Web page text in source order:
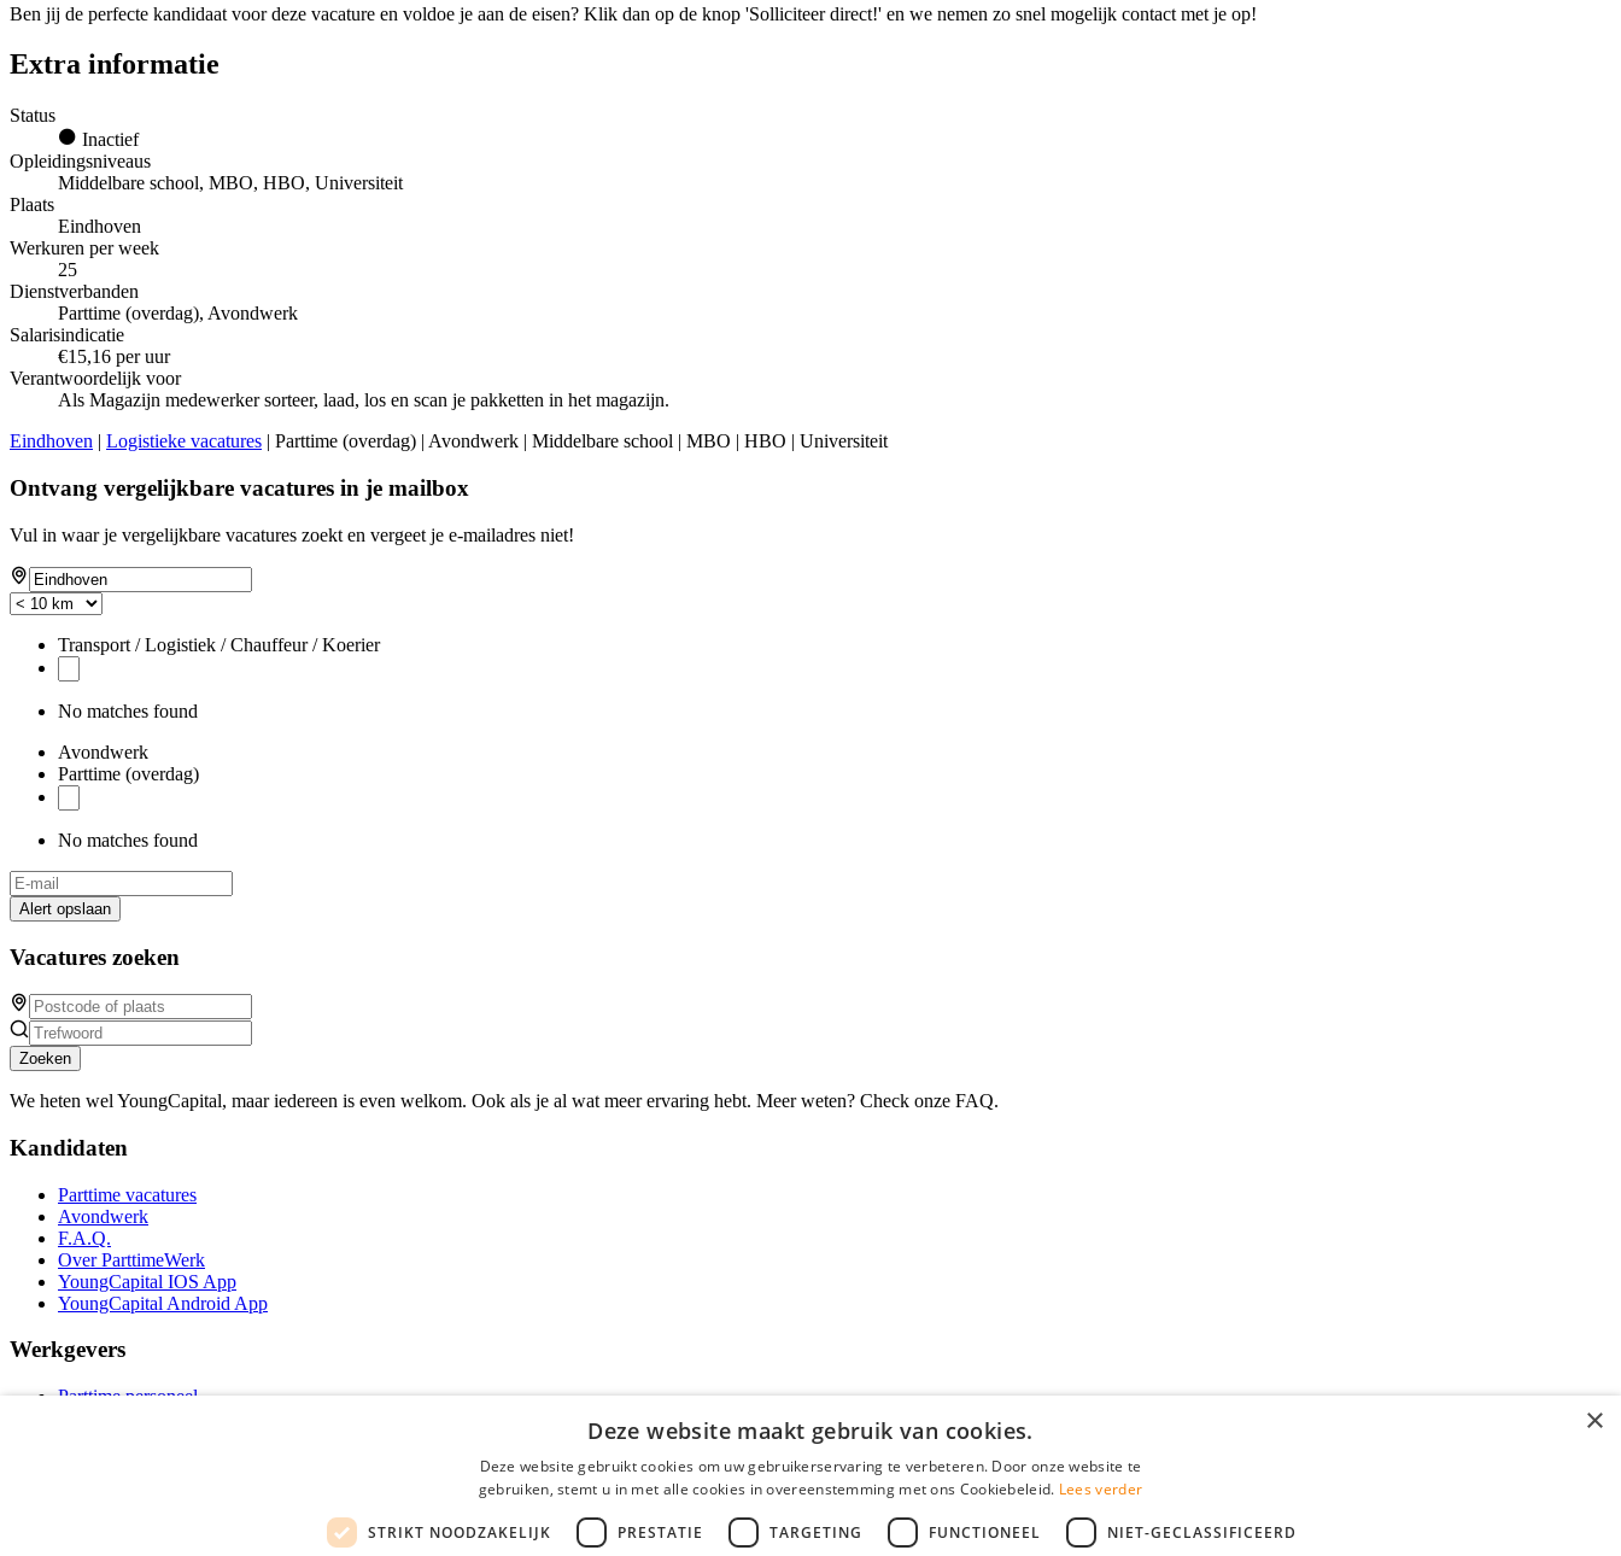
Ben jij de perfecte kandidaat voor deze vacature en voldoe je aan de eisen? Klik dan op de knop 'Solliciteer direct!' en we nemen zo snel mogelijk contact met je op!
Extra informatie
Status
Inactief
Opleidingsniveaus
Middelbare school, MBO, HBO, Universiteit
Plaats
Eindhoven
Werkuren per week
25
Dienstverbanden
Parttime (overdag), Avondwerk
Salarisindicatie
€15,16 per uur
Verantwoordelijk voor
Als Magazijn medewerker sorteer, laad, los en scan je pakketten in het magazijn.
Eindhoven | Logistieke vacatures | Parttime (overdag) | Avondwerk | Middelbare school | MBO | HBO | Universiteit
Ontvang vergelijkbare vacatures in je mailbox
Vul in waar je vergelijkbare vacatures zoekt en vergeet je e-mailadres niet!
Transport / Logistiek / Chauffeur / Koerier
No matches found
Avondwerk
Parttime (overdag)
No matches found
Alert opslaan
Vacatures zoeken
Zoeken
We heten wel YoungCapital, maar iedereen is even welkom. Ook als je al wat meer ervaring hebt. Meer weten? Check onze FAQ.
Kandidaten
Parttime vacatures
Avondwerk
F.A.Q.
Over ParttimeWerk
YoungCapital IOS App
YoungCapital Android App
Werkgevers
Parttime personeel
×
Deze website maakt gebruik van cookies.
Deze website gebruikt cookies om uw gebruikerservaring te verbeteren. Door onze website te
gebruiken, stemt u in met alle cookies in overeenstemming met ons Cookiebeleid. Lees verder
STRIKT NOODZAKELIJK PRESTATIE TARGETING FUNCTIONEEL NIET-GECLASSIFICEERD